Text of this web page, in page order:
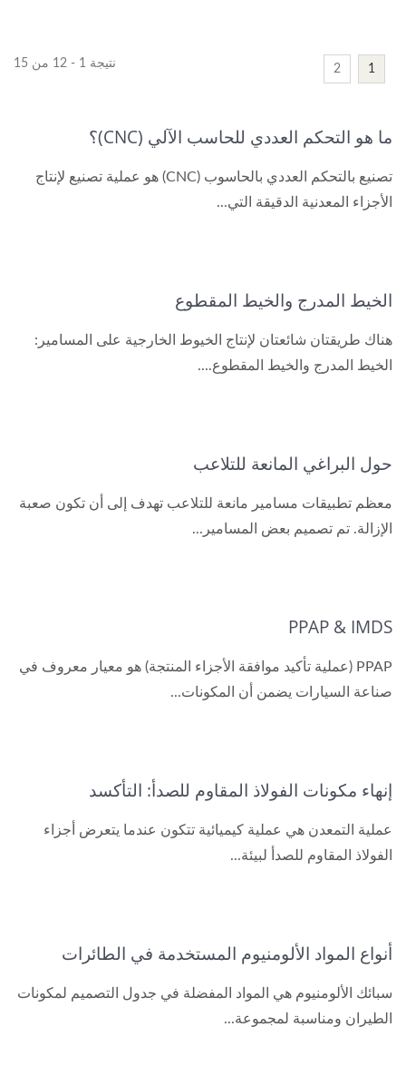
نتيجة 1 - 12 من 15 1
2
ما هو التحكم العددي للحاسب الآلي (CNC)؟
تصنيع بالتحكم العددي بالحاسوب (CNC) هو عملية تصنيع لإنتاج
الأجزاء المعدنية الدقيقة التي...
الخيط المدرج والخيط المقطوع
هناك طريقتان شائعتان لإنتاج الخيوط الخارجية على المسامير:
الخيط المدرج والخيط المقطوع....
حول البراغي المانعة للتلاعب
معظم تطبيقات مسامير مانعة للتلاعب تهدف إلى أن تكون صعبة
الإزالة. تم تصميم بعض المسامير...
PPAP & IMDS
PPAP (عملية تأكيد موافقة الأجزاء المنتجة) هو معيار معروف في
صناعة السيارات يضمن أن المكونات...
إنهاء مكونات الفولاذ المقاوم للصدأ: التأكسد
عملية التمعدن هي عملية كيميائية تتكون عندما يتعرض أجزاء
الفولاذ المقاوم للصدأ لبيئة...
أنواع المواد الألومنيوم المستخدمة في الطائرات
سبائك الألومنيوم هي المواد المفضلة في جدول التصميم لمكونات
الطيران ومناسبة لمجموعة...